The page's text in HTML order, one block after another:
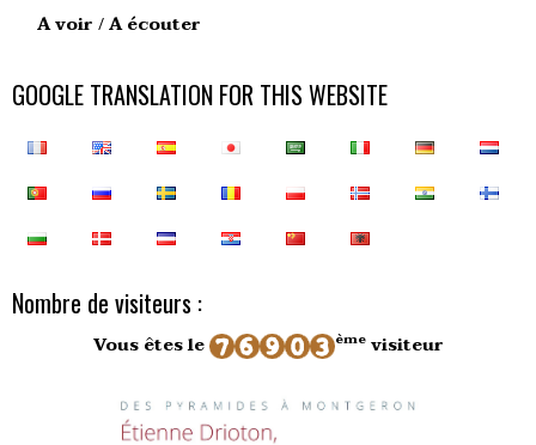
A voir / A écouter
GOOGLE TRANSLATION FOR THIS WEBSITE
Nombre de visiteurs :
Vous êtes le èmevisiteur